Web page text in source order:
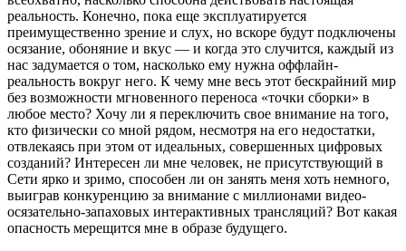
реальность. Конечно, пока еще эксплуатируется
преимущественно зрение и слух, но вскоре будут подключены
осязание, обоняние и вкус — и когда это случится, каждый из
нас задумается о том, насколько ему нужна оффлайн-
реальность вокруг него. К чему мне весь этот бескрайний мир
без возможности мгновенного переноса «точки сборки» в
любое место? Хочу ли я переключить свое внимание на того,
кто физически со мной рядом, несмотря на его недостатки,
отвлекаясь при этом от идеальных, совершенных цифровых
созданий? Интересен ли мне человек, не присутствующий в
Сети ярко и зримо, способен ли он занять меня хоть немного,
выиграв конкуренцию за внимание с миллионами видео-
осязательно-запаховых интерактивных трансляций? Вот какая
опасность мерещится мне в образе будущего.